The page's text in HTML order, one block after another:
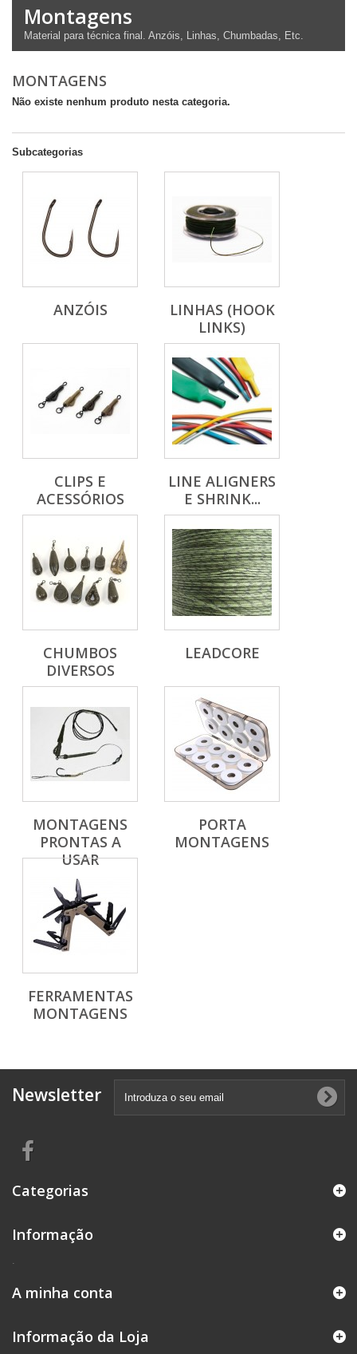
Montagens
Material para técnica final. Anzóis, Linhas, Chumbadas, Etc.
MONTAGENS
Não existe nenhum produto nesta categoria.
Subcategorias
ANZÓIS
LINHAS (HOOK
LINKS)
CLIPS E
ACESSÓRIOS
LINE ALIGNERS
E SHRINK...
CHUMBOS
DIVERSOS
LEADCORE
MONTAGENS
PRONTAS A
USAR
PORTA
MONTAGENS
FERRAMENTAS
MONTAGENS
Newsletter
Categorias
Informação
.
A minha conta
Informação da Loja